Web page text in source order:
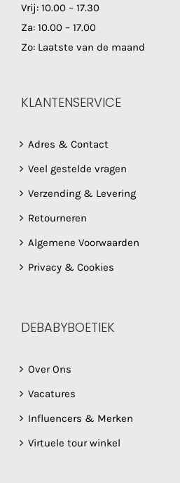
Vrij: 10.00 – 17.30
Za: 10.00 – 17.00
Zo: Laatste van de maand
KLANTENSERVICE
Adres & Contact
Veel gestelde vragen
Verzending & Levering
Retourneren
Algemene Voorwaarden
Privacy & Cookies
DEBABYBOETIEK
Over Ons
Vacatures
Influencers & Merken
Virtuele tour winkel